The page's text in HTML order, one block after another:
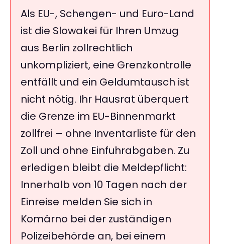
Als EU-, Schengen- und Euro-Land
ist die Slowakei für Ihren Umzug
aus Berlin zollrechtlich
unkompliziert, eine Grenzkontrolle
entfällt und ein Geldumtausch ist
nicht nötig. Ihr Hausrat überquert
die Grenze im EU-Binnenmarkt
zollfrei – ohne Inventarliste für den
Zoll und ohne Einfuhrabgaben. Zu
erledigen bleibt die Meldepflicht:
Innerhalb von 10 Tagen nach der
Einreise melden Sie sich in
Komárno bei der zuständigen
Polizeibehörde an, bei einem